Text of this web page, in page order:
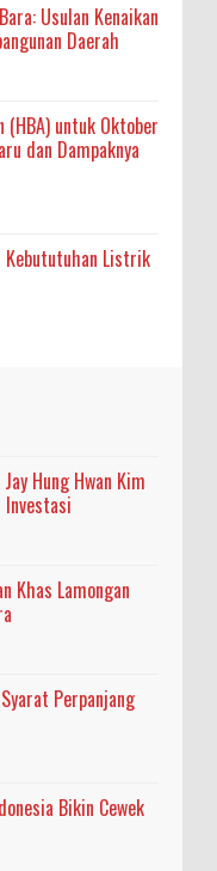
Usulan Kenaikan
Daerah
(HBA) untuk Oktober
dan Dampaknya
Kebututuhan Listrik
Hung Hwan Kim
Investasi
Khas Lamongan
Perpanjang
Bikin Cewek